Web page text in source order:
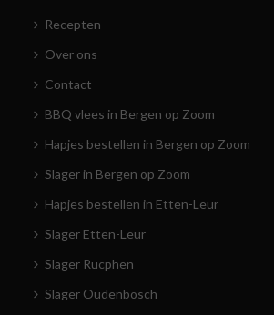
Recepten
Over ons
Contact
BBQ vlees in Bergen op Zoom
Hapjes bestellen in Bergen op Zoom
Slager in Bergen op Zoom
Hapjes bestellen in Etten-Leur
Slager Etten-Leur
Slager Rucphen
Slager Oudenbosch